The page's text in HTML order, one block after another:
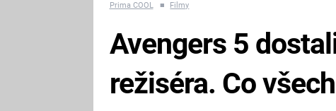
Prima COOL ■ Filmy
Avengers 5
režiséra. Co